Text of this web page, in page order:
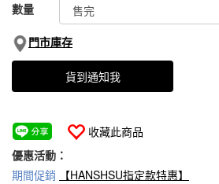
數量
門市庫存
貨到通知我
收藏此商品
優惠活動：
期間促銷
【HANSHSU指定款特惠】